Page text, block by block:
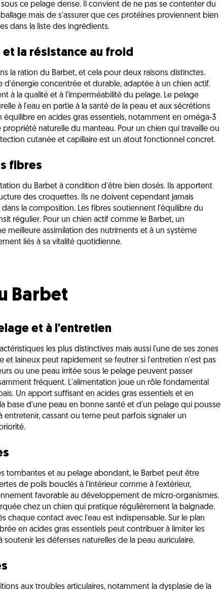
ce pelage dense. Il convient de ne pas se contenter du
mais de s'assurer que ces protéines proviennent bien
dans la liste des ingrédients.
la résistance au froid
la ration du Barbet, et cela pour deux raisons distinctes.
d'énergie concentrée et durable, adaptée à un chien actif.
à la qualité et à l'imperméabilité du pelage. Le pelage
à l'eau en partie à la santé de la peau et aux sécrétions
en acides gras essentiels, notamment en oméga-3
naturelle du manteau. Pour un chien qui travaille ou
cutanée et capillaire est un atout fonctionnel concret.
fibres
du Barbet à condition d'être bien dosés. Ils apportent
des croquettes. Ils ne doivent cependant jamais
la composition. Les fibres soutiennent l'équilibre du
régulier. Pour un chien actif comme le Barbet, un
meilleure assimilation des nutriments et à un système
liés à sa vitalité quotidienne.
Barbet
et à l'entretien
les plus distinctives mais aussi l'une de ses zones
et laineux peut rapidement se feutrer si l'entretien n'est pas
ou une peau irritée sous le pelage peuvent passer
fréquent. L'alimentation joue un rôle fondamental
Un apport suffisant en acides gras essentiels et en
base d'une peau en bonne santé et d'un pelage qui pousse
cassant ou terne peut parfois signaler un
tombantes et au pelage abondant, le Barbet peut être
de poils bouclés à l'intérieur comme à l'extérieur,
favorable au développement de micro-organismes.
chez un chien qui pratique régulièrement la baignade.
chaque contact avec l'eau est indispensable. Sur le plan
en acides gras essentiels peut contribuer à limiter les
les défenses naturelles de la peau auriculaire.
aux troubles articulaires, notamment la dysplasie de la